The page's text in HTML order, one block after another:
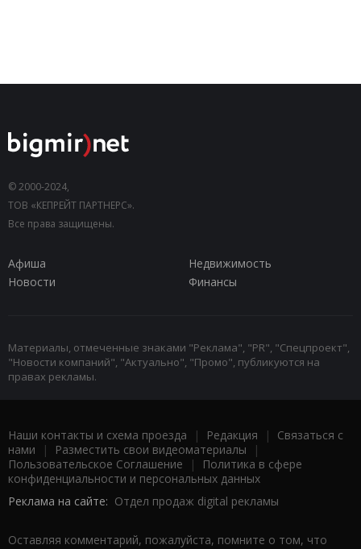
© 2000-2024,
ТОВ «КЕПРЕЙТ ПАРТНЕРС».
Все права защищены.
Афиша
Недвижимость
Новости
Финансы
Материалы, отмеченные знаками "Реклама", "PR", "Спецпроект",
"Новости компаний", "Актуально", "Промо", публикуются на
правах рекламы.
Наши контакты и схема проезда | Редакция | Связаться с
нами | Разместить свои видеоматериалы |
Пользовательское Соглашение |
Политика в сфере
конфиденциальности и персональных данных
Реклама на сайте: Отдел продаж digital рекламы
Оставляя комментарий, пожалуйста, помните о том, что